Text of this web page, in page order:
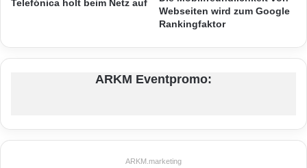
Telefónica holt beim Netz auf
Webseiten wird zum Google
Rankingfaktor
ARKM Eventpromo:
ARKM.marketing